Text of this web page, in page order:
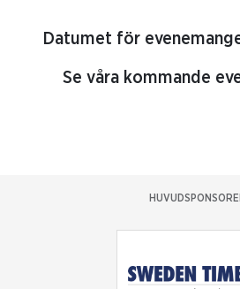
Datumet för
Se våra kommande